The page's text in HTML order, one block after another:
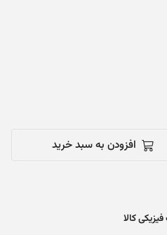
افزودن به سبد خرید
کالا